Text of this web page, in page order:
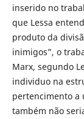
inserido no
que Lessa
produto da
inimigos”, o
Marx, segundo
individuo na
pertencimento a
também não